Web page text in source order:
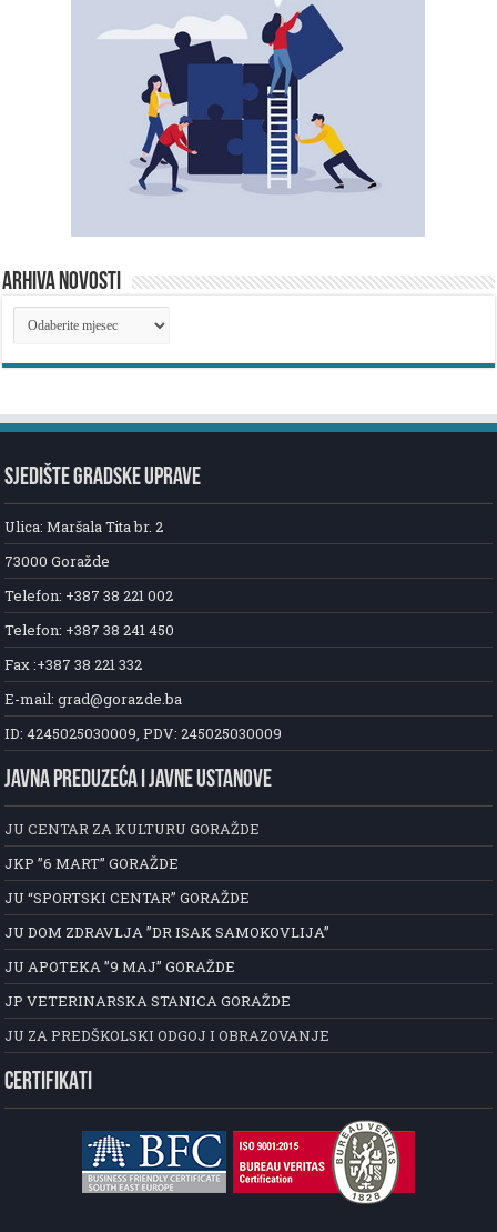
ARHIVA NOVOSTI
ARHIVA
NOVOSTI
SJEDIŠTE GRADSKE UPRAVE
Ulica: Maršala Tita br. 2
73000 Goražde
Telefon: +387 38 221 002
Telefon: +387 38 241 450
Fax :+387 38 221 332
E-mail: grad@gorazde.ba
ID: 4245025030009, PDV: 245025030009
JAVNA PREDUZEĆA I JAVNE USTANOVE
JU CENTAR ZA KULTURU GORAŽDE
JKP ”6 MART” GORAŽDE
JU “SPORTSKI CENTAR” GORAŽDE
JU DOM ZDRAVLJA ”DR ISAK SAMOKOVLIJA”
JU APOTEKA ”9 MAJ” GORAŽDE
JP VETERINARSKA STANICA GORAŽDE
JU ZA PREDŠKOLSKI ODGOJ I OBRAZOVANJE
CERTIFIKATI